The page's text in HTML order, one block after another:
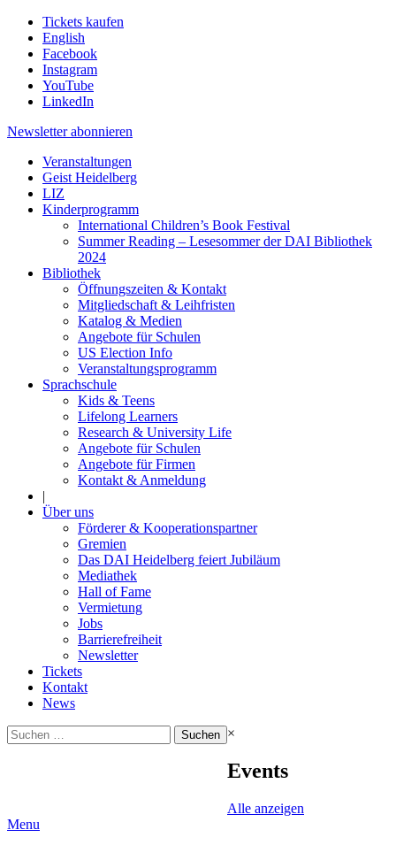
Tickets kaufen
English
Facebook
Instagram
YouTube
LinkedIn
Newsletter abonnieren
Veranstaltungen
Geist Heidelberg
LIZ
Kinderprogramm
International Children’s Book Festival
Summer Reading – Lesesommer der DAI Bibliothek
2024
Bibliothek
Öffnungszeiten & Kontakt
Mitgliedschaft & Leihfristen
Katalog & Medien
Angebote für Schulen
US Election Info
Veranstaltungsprogramm
Sprachschule
Kids & Teens
Lifelong Learners
Research & University Life
Angebote für Schulen
Angebote für Firmen
Kontakt & Anmeldung
|
Über uns
Förderer & Kooperationspartner
Gremien
Das DAI Heidelberg feiert Jubiläum
Mediathek
Hall of Fame
Vermietung
Jobs
Barrierefreiheit
Newsletter
Tickets
Kontakt
News
Suchen
nach:
×
Events
Alle anzeigen
Menu